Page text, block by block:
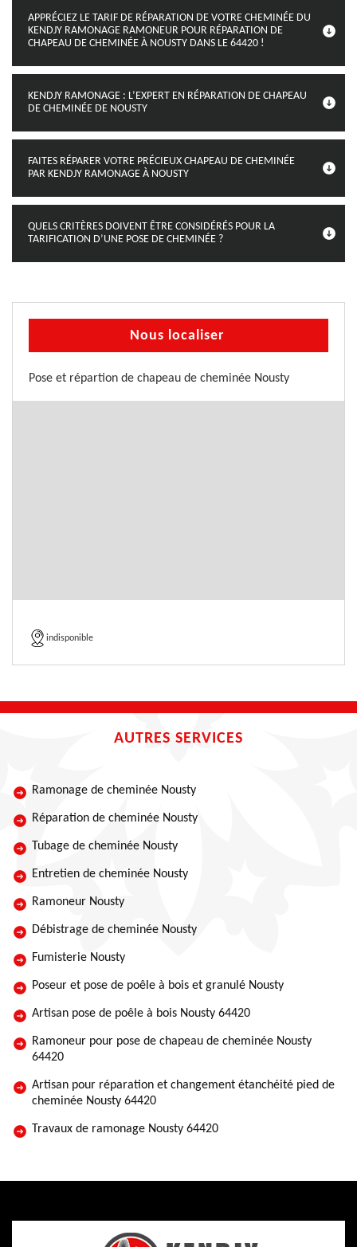
APPRÉCIEZ LE TARIF DE RÉPARATION DE VOTRE CHEMINÉE DU
KENDJY RAMONAGE RAMONEUR POUR RÉPARATION DE
CHAPEAU DE CHEMINÉE À NOUSTY DANS LE 64420 !
KENDJY RAMONAGE : L’EXPERT EN RÉPARATION DE CHAPEAU
DE CHEMINÉE DE NOUSTY
FAITES RÉPARER VOTRE PRÉCIEUX CHAPEAU DE CHEMINÉE
PAR KENDJY RAMONAGE À NOUSTY
QUELS CRITÈRES DOIVENT ÊTRE CONSIDÉRÉS POUR LA
TARIFICATION D’UNE POSE DE CHEMINÉE ?
Nous localiser
Pose et répartion de chapeau de cheminée Nousty
indisponible
AUTRES SERVICES
Ramonage de cheminée Nousty
Réparation de cheminée Nousty
Tubage de cheminée Nousty
Entretien de cheminée Nousty
Ramoneur Nousty
Débistrage de cheminée Nousty
Fumisterie Nousty
Poseur et pose de poêle à bois et granulé Nousty
Artisan pose de poêle à bois Nousty 64420
Ramoneur pour pose de chapeau de cheminée Nousty
64420
Artisan pour réparation et changement étanchéité pied de
cheminée Nousty 64420
Travaux de ramonage Nousty 64420